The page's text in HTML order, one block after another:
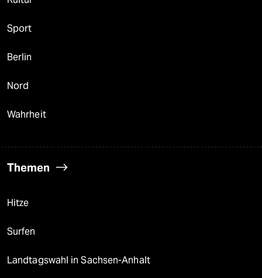
Sport
Berlin
Nord
Wahrheit
Themen
Hitze
Surfen
Landtagswahl in Sachsen-Anhalt